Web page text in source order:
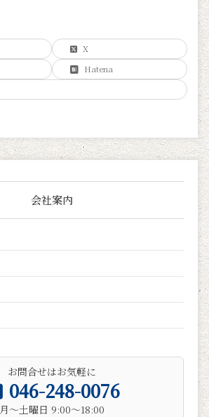
X
Hatena
会社案内
お問合せはお気軽に
046-248-0076
月～土曜日 9:00～18:00